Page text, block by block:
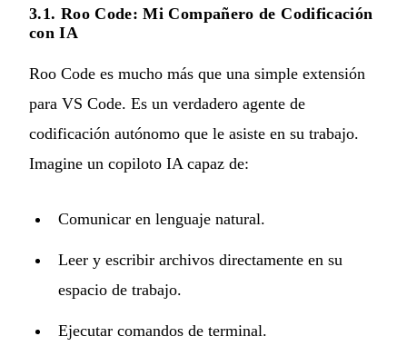
3.1. Roo Code: Mi Compañero de Codificación
con IA
Roo Code es mucho más que una simple extensión
para VS Code. Es un verdadero agente de
codificación autónomo que le asiste en su trabajo.
Imagine un copiloto IA capaz de:
Comunicar en lenguaje natural.
Leer y escribir archivos directamente en su
espacio de trabajo.
Ejecutar comandos de terminal.